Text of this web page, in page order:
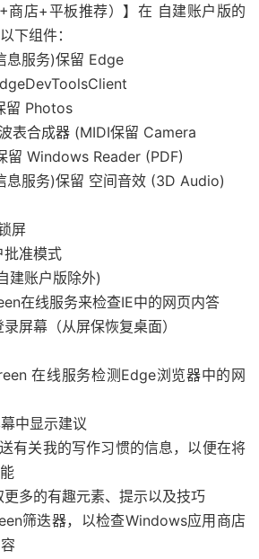
商店+平板推荐）】在 自建账户版的
下组件：
息服务)保留 Edge
留 Photos
表合成器 (MIDI保留 Camera
留 Windows Reader (PDF)
息服务)保留 空间音效 (3D Audio)
屏
批准模式
建账户版除外)
在线服务来检查IE中的网页内答
屏幕（从屏保恢复桌面）
在线服务检测Edge浏览器中的网
中显示建议
有关我的写作习惯的信息，以便在将
多的有趣元素、提示以及技巧
筛迭器，以检查Windows应用商店